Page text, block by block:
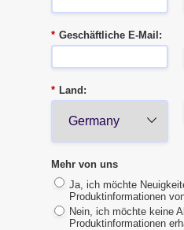
* Geschäftliche E-Mail:
* Land:
Mehr von uns
Ja, ich möchte
Produktinformationen
Nein, ich möchte keine
Produktinformationen